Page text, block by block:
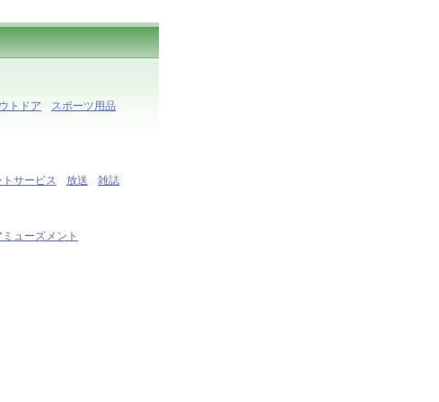
トドア
スポーツ用品
サービス 放送 雑誌
ューズメント